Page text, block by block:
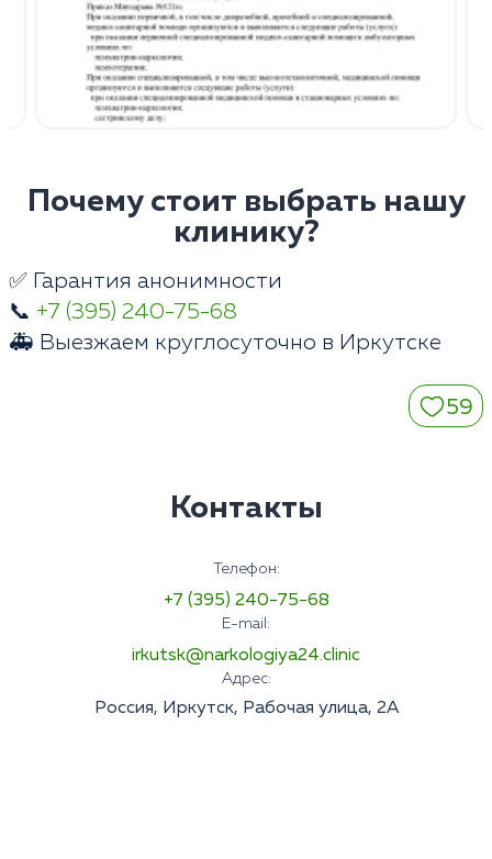
Почему стоит выбрать нашу
клинику?
✅ Гарантия анонимности
📞 +7 (395) 240-75-68
🚑 Выезжаем круглосуточно в Иркутске
59
Контакты
Телефон:
+7 (395) 240-75-68
E-mail:
irkutsk@narkologiya24.clinic
Адрес:
Россия, Иркутск, Рабочая улица, 2А